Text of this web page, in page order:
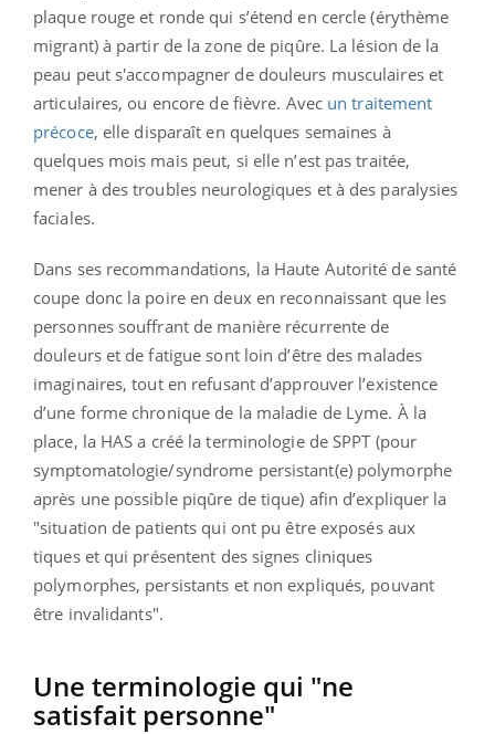
plaque rouge et ronde qui s’étend en cercle (érythème
migrant) à partir de la zone de piqûre. La lésion de la
peau peut s'accompagner de douleurs musculaires et
articulaires, ou encore de fièvre. Avec un traitement
précoce, elle disparaît en quelques semaines à
quelques mois mais peut, si elle n’est pas traitée,
mener à des troubles neurologiques et à des paralysies
faciales.
Dans ses recommandations, la Haute Autorité de santé
coupe donc la poire en deux en reconnaissant que les
personnes souffrant de manière récurrente de
douleurs et de fatigue sont loin d’être des malades
imaginaires, tout en refusant d’approuver l’existence
d’une forme chronique de la maladie de Lyme. À la
place, la HAS a créé la terminologie de SPPT (pour
symptomatologie/syndrome persistant(e) polymorphe
après une possible piqûre de tique) afin d’expliquer la
"situation de patients qui ont pu être exposés aux
tiques et qui présentent des signes cliniques
polymorphes, persistants et non expliqués, pouvant
être invalidants".
Une terminologie qui "ne
satisfait personne"